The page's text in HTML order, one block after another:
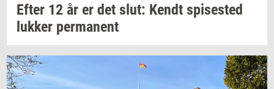
Efter 12 år er det slut: Kendt spi­se­sted
luk­ker per­ma­nent